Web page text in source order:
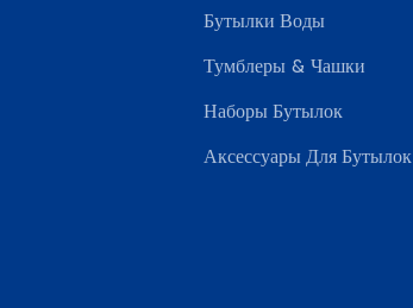
Бутылки Воды
Тумблеры & Чашки
Наборы Бутылок
Аксессуары Для Бутылок